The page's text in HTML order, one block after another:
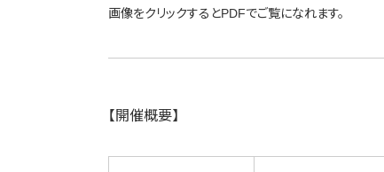
画像をクリックするとPDFでご覧になれます。
【開催概要】